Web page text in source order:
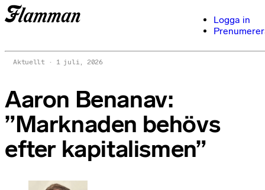
Logga in
Aktuellt 1 juli, 2026
Aaron Benanav:
”Marknaden behövs
efter kapitalismen”